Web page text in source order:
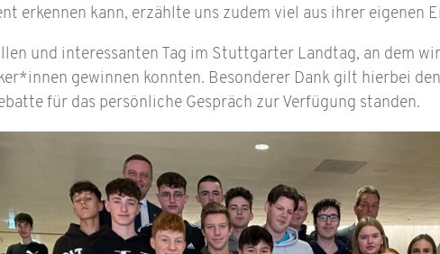
erkennen kann, erzählte uns zudem viel aus ihrer eigenen
und interessanten Tag im Stuttgarter Landtag, an dem
gewinnen konnten. Besonderer Dank gilt hierbei
für das persönliche Gespräch zur Verfügung standen.